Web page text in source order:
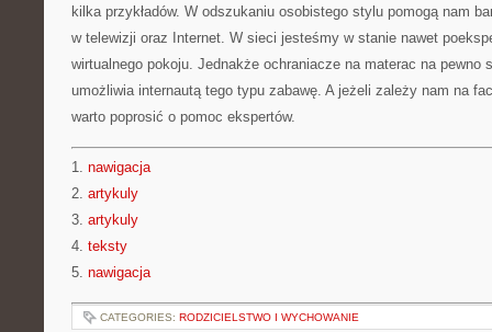
kilka przykładów. W odszukaniu osobistego stylu pomogą nam
w telewizji oraz Internet. W sieci jesteśmy w stanie nawet
wirtualnego pokoju. Jednakże ochraniacze na materac na pewno
umożliwia internautą tego typu zabawę. A jeżeli zależy nam na
warto poprosić o pomoc ekspertów.
1. nawigacja
2. artykuly
3. artykuly
4. teksty
5. nawigacja
CATEGORIES: RODZICIELSTWO I WYCHOWANIE